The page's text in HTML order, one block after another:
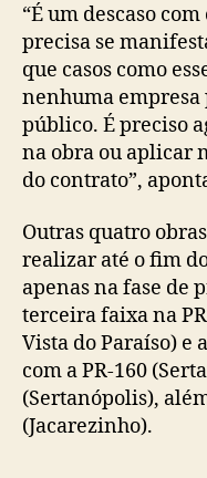
“É um descaso
precisa se
que casos como
nenhuma empresa
público. É preciso
na obra ou aplicar
do contrato”,
Outras quatro
realizar até o fim
apenas na fase de
terceira faixa na
Vista do Paraíso) e
com a PR-160
(Sertanópolis),
(Jacarezinho).